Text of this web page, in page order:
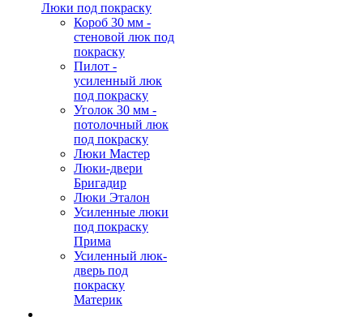
Люки под покраску
Короб 30 мм -
стеновой люк под
покраску
Пилот -
усиленный люк
под покраску
Уголок 30 мм -
потолочный люк
под покраску
Люки Мастер
Люки-двери
Бригадир
Люки Эталон
Усиленные люки
под покраску
Прима
Усиленный люк-
дверь под
покраску
Материк